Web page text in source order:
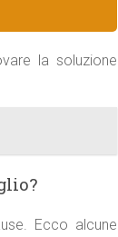
la soluzione
Ecco alcune